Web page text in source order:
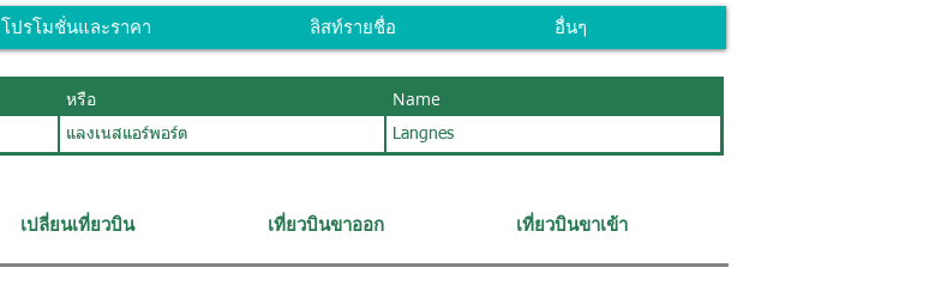
โปรโมชั่นและราคา ลิสท์รายชื่อ อื่นๆ
หรือ Name
แลงเนสแอร์พอร์ต Langnes
เปลี่ยนเที่ยวบิน เที่ยวบินขาออก เที่ยวบินขาเข้า